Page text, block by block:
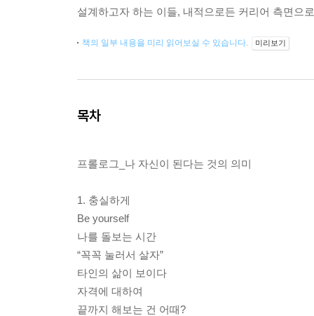
설계하고자 하는 이들, 내적으로든 커리어 측면으
책의 일부 내용을 미리 읽어보실 수 있습니다. 미리보기
목차
프롤로그_나 자신이 된다는 것의 의미
1. 충실하게
Be yourself
나를 돌보는 시간
“꼭꼭 눌러서 살자”
타인의 삶이 보이다
자격에 대하여
끝까지 해보는 건 어때?